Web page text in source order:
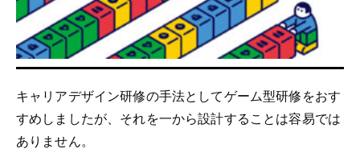
キャリアデザイン研修の手法としてゲーム型研修をおす
すめしましたが、それを一から設計することは容易では
ありません。